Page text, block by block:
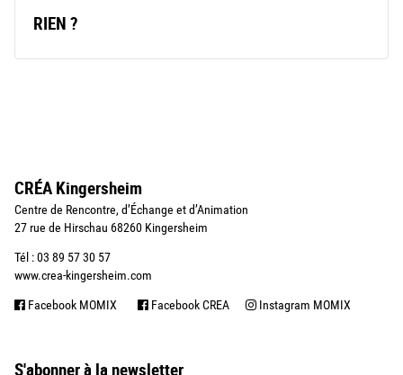
RIEN ?
CRÉA Kingersheim
Centre de Rencontre, d’Échange et d’Animation
27 rue de Hirschau 68260 Kingersheim
Tél : 03 89 57 30 57
www.crea-kingersheim.com
Facebook MOMIX Facebook CREA Instagram MOMIX
S'abonner à la newsletter